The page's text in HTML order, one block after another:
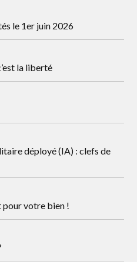
le 1er juin 2026
la liberté
déployé (IA) : clefs de
pour votre bien !